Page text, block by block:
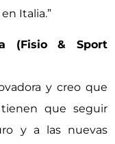
Italia.”
(Fisio & Sport
y creo que
que seguir
y a las nuevas